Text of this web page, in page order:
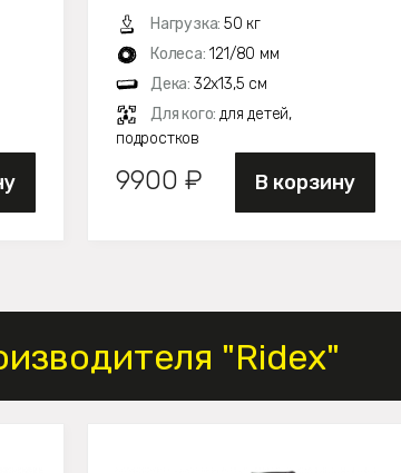
Нагрузка: 50 кг
Колеса: 121/80 мм
Дека: 32х13,5 см
Для кого: для детей,
подростков
9900 ₽ В корзину
"Ridex"